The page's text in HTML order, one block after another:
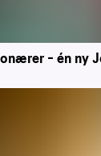
– én ny